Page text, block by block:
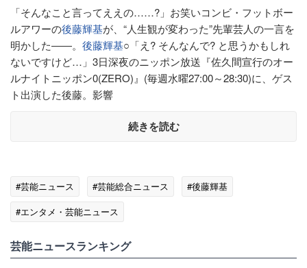
「そんなこと言ってええの……?」お笑いコンビ・フットボー
ルアワーの後藤輝基が、“人生観が変わった”先輩芸人の一言を
明かした――。 後藤輝基○「え? そんなんで? と思うかもしれ
ないですけど…」3日深夜のニッポン放送『佐久間宣行のオー
ルナイトニッポン0(ZERO)』(毎週水曜27:00～28:30)に、ゲス
ト出演した後藤。影響
続きを読む
#芸能ニュース #芸能総合ニュース
#後藤輝基
#エンタメ・芸能ニュース
芸能ニュースランキング